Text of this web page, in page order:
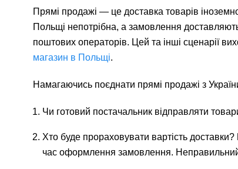
Прямі продажі — це доставка товарів
Польщі непотрібна, а замовлення
поштових операторів. Цей та інші сценарії
магазин в Польщі.
Намагаючись поєднати прямі продажі з
Чи готовий постачальник відправляти
Хто буде прораховувати вартість
час оформлення замовлення. Неправильний